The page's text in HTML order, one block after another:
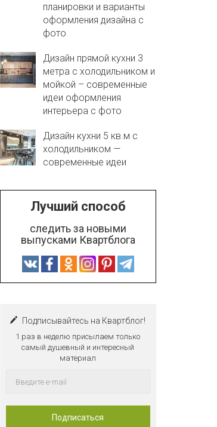
планировки и варианты
оформления дизайна с
фото
Дизайн прямой кухни 3
метра с холодильником и
мойкой – современные
идеи оформления
интерьера с фото
Дизайн кухни 5 кв.м с
холодильником —
современные идеи
Лучший способ
следить за новыми
выпусками Квартблога
Подписывайтесь на Квартблог!
1 раз в неделю присылаем только
самый душевный и интересный
материал